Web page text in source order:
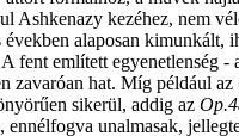
Ashkenazy kezéhez, nem
években alaposan kimunkált,
fent említett egyenetlenség -
zavaróan hat. Míg például az
sikerül, addig az
unalmasak,